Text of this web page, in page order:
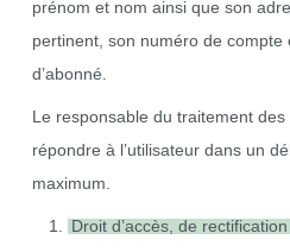
prénom et nom ainsi que son
pertinent, son numéro de compte
d’abonné.
Le responsable du traitement
répondre à l’utilisateur dans un
maximum.
Droit d’accès, de